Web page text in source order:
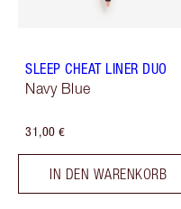
SLEEP CHEAT LINER DUO
Navy Blue
31,00 €
IN DEN WARENKORB